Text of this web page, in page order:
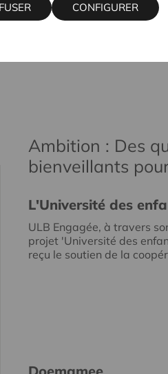
Ambition : Des
bienveillants
L'Université des
ULB Engagée, à travers
projet 'Université des
reçu le soutien de la
CONFIGURER